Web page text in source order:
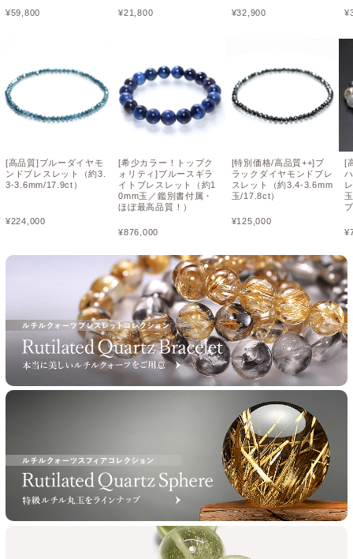
¥59,800
[高品質]ブルーダイヤモ
ンドブレスレット（約3.
3-3.6mm/17.9ct）
¥224,000
¥21,800
[希少カラー！トップク
ォリティ]ブルースギラ
イトブレスレット（約1
0mm玉／鑑別書付属・
ほぼ最高品質！）
¥876,000
¥32,900
[特別価格/高品質++]ブ
ラックダイヤモンドブレ
スレット（約3.4-3.6mm
玉/17.8ct）
¥125,000
¥
[
¥